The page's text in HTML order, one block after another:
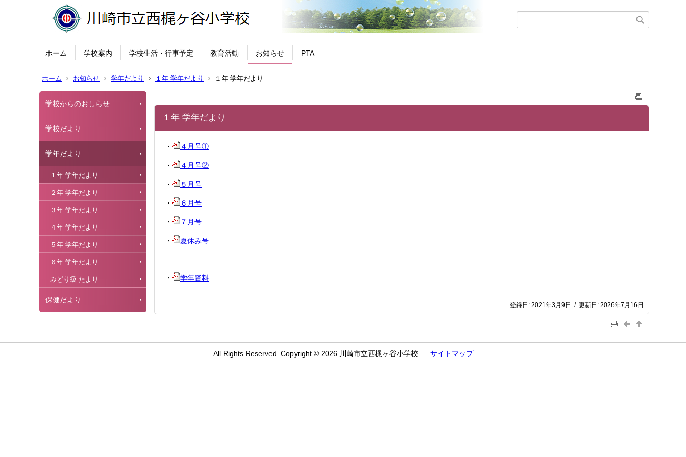
ホーム 学校案内 学校生活・行事予定 教育活動 お知らせ PTA
ホーム お知らせ 学年だより １年 学年だより １年 学年だより
学校からのおしらせ
学校だより
学年だより
１年 学年だより
２年 学年だより
３年 学年だより
４年 学年だより
５年 学年だより
６年 学年だより
みどり級 たより
保健だより
１年 学年だより
・ ４月号①
・ ４月号②
・ ５月号
・ ６月号
・ ７月号
・ 夏休み号
・ 学年資料
登録日: 2021年3月9日 / 更新日: 2026年7月16日
All Rights Reserved. Copyright © 2026 川崎市立西梶ヶ谷小学校 サイトマップ